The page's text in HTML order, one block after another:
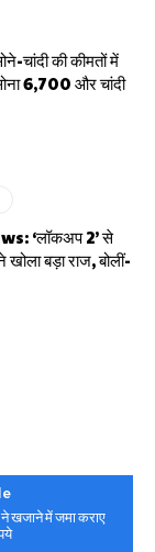
की कीमतों में
₹6,700 और चांदी
‘लॉकअप 2’ से
खोला बड़ा राज, बोलीं-
खजाने में जमा कराए